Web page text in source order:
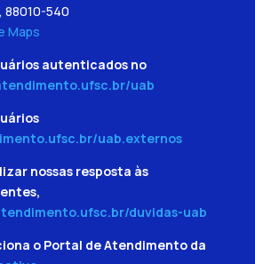
88010-540
Maps
autenticados no
uab
uab.externos
nossas resposta às
duvidas-uab
o Portal de Atendimento da